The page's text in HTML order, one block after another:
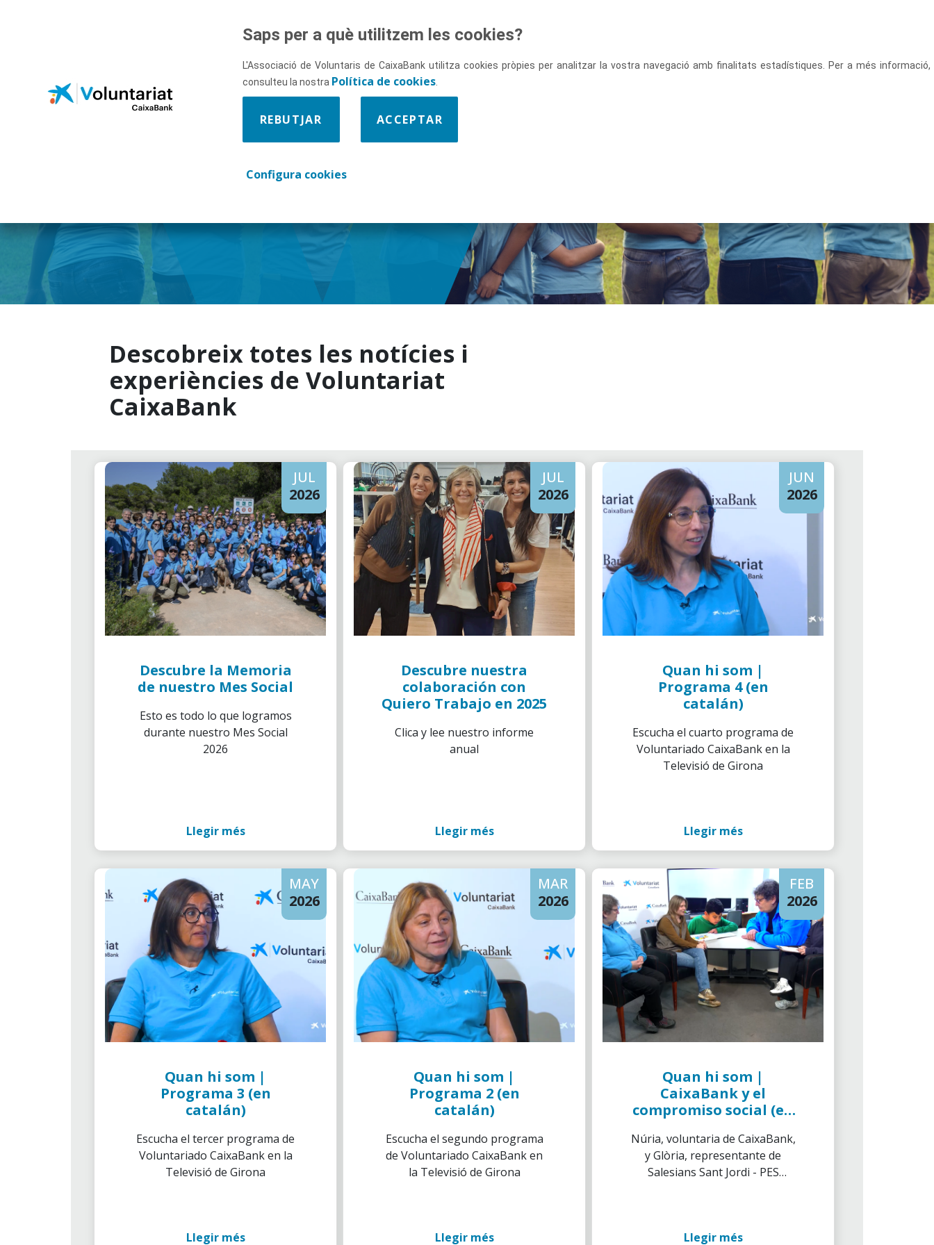
Descobreix-nos
Descobreix totes les notícies i
experiències de Voluntariat
CaixaBank
JUL
2026
Descubre la Memoria
de nuestro Mes Social
Esto es todo lo que logramos
durante nuestro Mes Social
2026
Llegir més
JUL
2026
Descubre nuestra
colaboración con
Quiero Trabajo en 2025
Clica y lee nuestro informe
anual
Llegir més
JUN
2026
Quan hi som |
Programa 4 (en
catalán)
Escucha el cuarto programa de
Voluntariado CaixaBank en la
Televisió de Girona
Llegir més
MAY
2026
Quan hi som |
Programa 3 (en
catalán)
Escucha el tercer programa de
Voluntariado CaixaBank en la
Televisió de Girona
Llegir més
MAR
2026
Quan hi som |
Programa 2 (en
catalán)
Escucha el segundo programa
de Voluntariado CaixaBank en
la Televisió de Girona
Llegir més
FEB
2026
Quan hi som |
CaixaBank y el
compromiso social (en
Núria, voluntaria de CaixaBank,
y Glòria, representante de
Salesians Sant Jordi - PES
voluntariado y qué impacto real
Llegir més
Saps per a què utilitzem les cookies?
L'Associació de Voluntaris de CaixaBank utilitza cookies pròpies per analitzar la vostra navegació amb finalitats estadístiques. Per a més informació,
consulteu la nostra Política de cookies.
REBUTJAR ACCEPTAR
Configura cookies